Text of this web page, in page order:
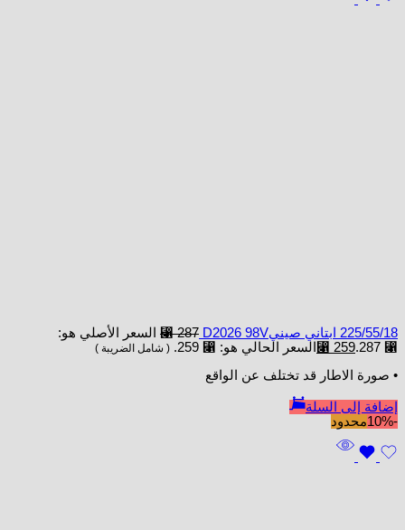
225/55/18 ابتاني صينيD2026 98V ⃁287
السعر الأصلي هو:
⃁ 287.
⃁ 259 السعر الحالي هو: ⃁ 259. ( شامل الضريبة )
• صورة الاطار قد تختلف عن الواقع
إضافة إلى السلة
-10%
محدود